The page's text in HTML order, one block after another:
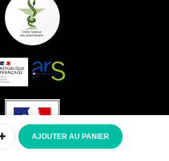
Mon panier
AJOUTER AU PANIER